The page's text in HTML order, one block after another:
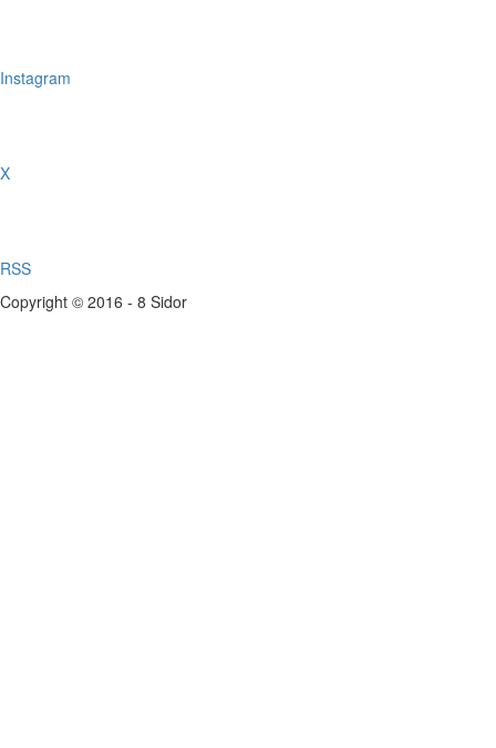
Instagram
X
RSS
Copyright © 2016 - 8 Sidor